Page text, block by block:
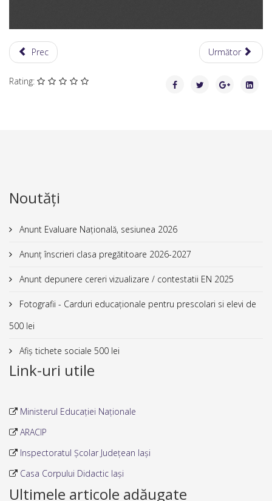
Prec Următor
Rating:
Noutăți
Anunt Evaluare Națională, sesiunea 2026
Anunț înscrieri clasa pregătitoare 2026-2027
Anunt depunere cereri vizualizare / contestatii EN 2025
Fotografii - Carduri educaționale pentru prescolari si elevi de
500 lei
Afiș tichete sociale 500 lei
Link-uri utile
Ministerul Educației Naționale
ARACIP
Inspectoratul Școlar Județean Iași
Casa Corpului Didactic Iași
Ultimele articole adăugate